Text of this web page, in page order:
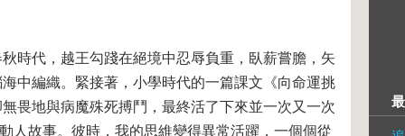
時代，越王勾踐在絕境中忍辱負重，臥薪嘗膽，矢
中編織。緊接著，小學時代的一篇課文《向命運挑
畏地與病魔殊死搏鬥，最終活了下來並一次又一次
人故事。彼時，我的思維變得異常活躍，一個個從